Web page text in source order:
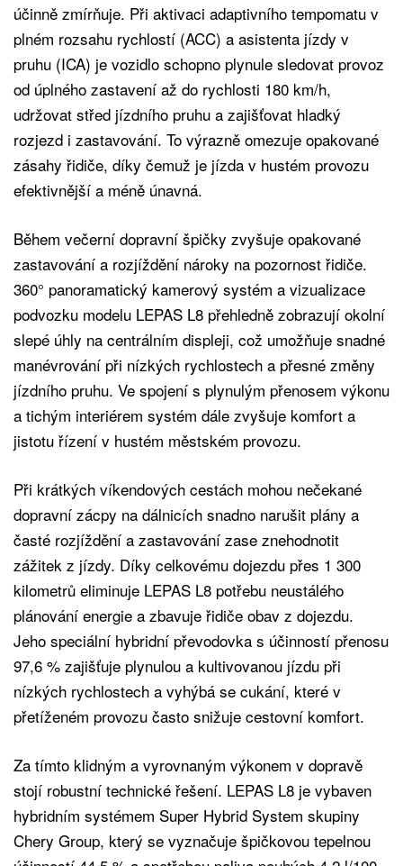
účinně zmírňuje. Při aktivaci adaptivního tempomatu v
plném rozsahu rychlostí (ACC) a asistenta jízdy v
pruhu (ICA) je vozidlo schopno plynule sledovat provoz
od úplného zastavení až do rychlosti 180 km/h,
udržovat střed jízdního pruhu a zajišťovat hladký
rozjezd i zastavování. To výrazně omezuje opakované
zásahy řidiče, díky čemuž je jízda v hustém provozu
efektivnější a méně únavná.
Během večerní dopravní špičky zvyšuje opakované
zastavování a rozjíždění nároky na pozornost řidiče.
360° panoramatický kamerový systém a vizualizace
podvozku modelu LEPAS L8 přehledně zobrazují okolní
slepé úhly na centrálním displeji, což umožňuje snadné
manévrování při nízkých rychlostech a přesné změny
jízdního pruhu. Ve spojení s plynulým přenosem výkonu
a tichým interiérem systém dále zvyšuje komfort a
jistotu řízení v hustém městském provozu.
Při krátkých víkendových cestách mohou nečekané
dopravní zácpy na dálnicích snadno narušit plány a
časté rozjíždění a zastavování zase znehodnotit
zážitek z jízdy. Díky celkovému dojezdu přes 1 300
kilometrů eliminuje LEPAS L8 potřebu neustálého
plánování energie a zbavuje řidiče obav z dojezdu.
Jeho speciální hybridní převodovka s účinností přenosu
97,6 % zajišťuje plynulou a kultivovanou jízdu při
nízkých rychlostech a vyhýbá se cukání, které v
přetíženém provozu často snižuje cestovní komfort.
Za tímto klidným a vyrovnaným výkonem v dopravě
stojí robustní technické řešení. LEPAS L8 je vybaven
hybridním systémem Super Hybrid System skupiny
Chery Group, který se vyznačuje špičkovou tepelnou